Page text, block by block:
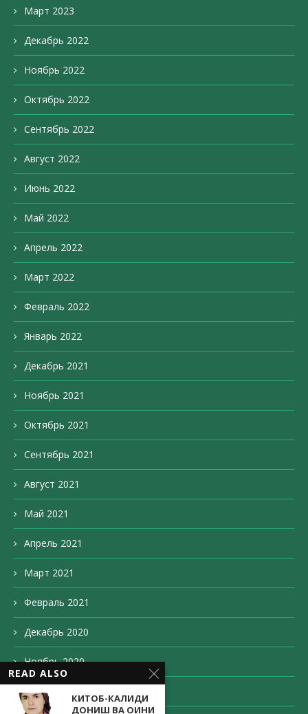
Март 2023
Декабрь 2022
Ноябрь 2022
Октябрь 2022
Сентябрь 2022
Август 2022
Июнь 2022
Май 2022
Апрель 2022
Март 2022
Февраль 2022
Январь 2022
Декабрь 2021
Ноябрь 2021
Октябрь 2021
Сентябрь 2021
Август 2021
Май 2021
Апрель 2021
Март 2021
Февраль 2021
Декабрь 2020
Ноябрь 2020
Октябрь 2020
READ ALSO
КИТОБ-КАЛИДИ
ДОНИШ ВА ОИНИ